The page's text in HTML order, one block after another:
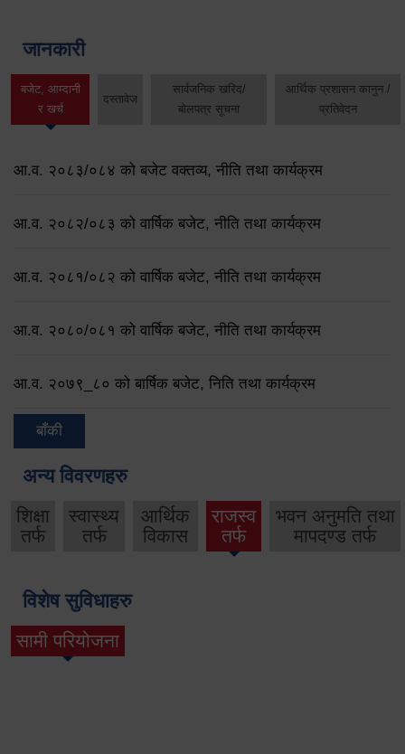
जानकारी
बजेट, आम्दानी
र खर्च
दस्तावेज
सार्वजनिक खरिद/
बोलपत्र सूचना
आर्थिक प्रशासन कानुन /
प्रतिवेदन
आ.व. २०८३/०८४ को बजेट वक्तव्य, नीति तथा कार्यक्रम
आ.व. २०८२/०८३ को वार्षिक बजेट, नीति तथा कार्यक्रम
आ.व. २०८१/०८२ को वार्षिक बजेट, नीति तथा कार्यक्रम
आ.व. २०८०/०८१ को वार्षिक बजेट, नीति तथा कार्यक्रम
आ.व. २०७९‌_८० को बार्षिक बजेट, निति तथा कार्यक्रम
बाँकी
अन्य विवरणहरु
शिक्षा
तर्फ
स्वास्थ्य
तर्फ
आर्थिक
विकास
राजस्व
तर्फ
भवन अनुमति तथा
मापदण्ड तर्फ
विशेष सुविधाहरु
सामी परियोजना
(active tab)